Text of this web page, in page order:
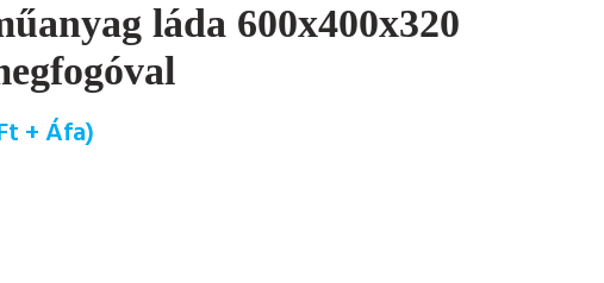
láda 600x400x320
+ Áfa)